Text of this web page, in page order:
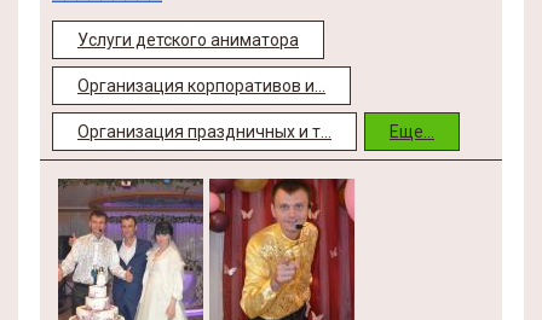
Услуги детского аниматора
Организация корпоративов и...
Организация праздничных и т... Еще...